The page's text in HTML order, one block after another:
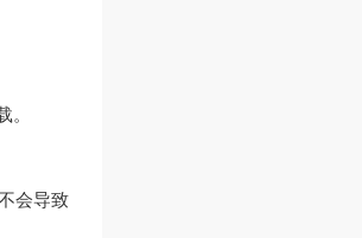
。
会导致